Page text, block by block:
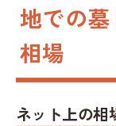
地での
相場
ネット上の相